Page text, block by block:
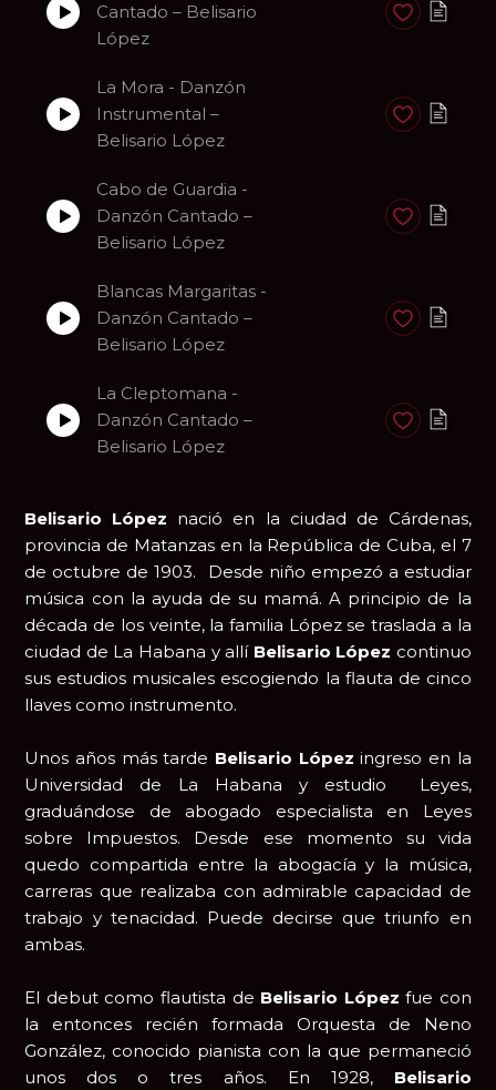
Cantado – Belisario
López
Anadir a
La Mora - Danzón
Instrumental –
Belisario López
Anadir a
Cabo de Guardia -
Danzón Cantado –
Belisario López
Anadir a
Blancas Margaritas -
Danzón Cantado –
Belisario López
Anadir a
La Cleptomana -
Danzón Cantado –
Belisario López
Anadir a
Belisario López nació en la ciudad de Cárdenas,
provincia de Matanzas en la República de Cuba, el 7
de octubre de 1903. Desde niño empezó a estudiar
música con la ayuda de su mamá. A principio de la
década de los veinte, la familia López se traslada a la
ciudad de La Habana y allí Belisario López continuo
sus estudios musicales escogiendo la flauta de cinco
llaves como instrumento.
Unos años más tarde Belisario López ingreso en la
Universidad de La Habana y estudio Leyes,
graduándose de abogado especialista en Leyes
sobre Impuestos. Desde ese momento su vida
quedo compartida entre la abogacía y la música,
carreras que realizaba con admirable capacidad de
trabajo y tenacidad. Puede decirse que triunfo en
ambas.
El debut como flautista de Belisario López fue con
la entonces recién formada Orquesta de Neno
González, conocido pianista con la que permaneció
unos dos o tres años. En 1928, Belisario